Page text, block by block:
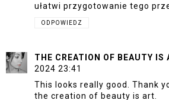
ułatwi przygotowanie tego
ODPOWIEDZ
THE CREATION OF BEAUTY IS
2024 23:41
This looks really good. Thank
the creation of beauty is art.